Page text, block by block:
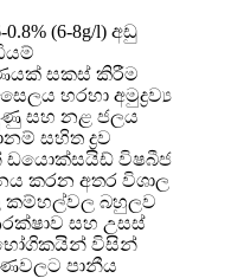
(6-8g/l) අඩු
සකස් කිරීම
හරහා අමුද්‍රව්‍ය
සහ නළ ජලය
සහිත ද්‍රව
විෂබීජ
කරන අතර විශාල
කම්හල්වල බහුලව
සහ උසස්
විසින්
පානීය